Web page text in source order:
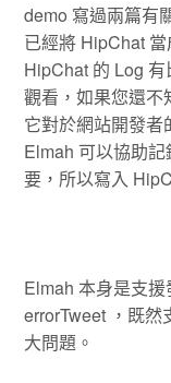
demo 寫過兩篇有
已經將 HipChat
HipChat 的 Log
觀看，如果您還不
它對於網站開發
Elmah 可以協助
要，所以寫入
Elmah 本身是支
errorTweet ，既
大問題。